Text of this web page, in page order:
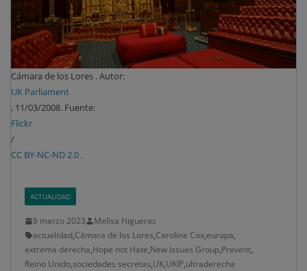
Cámara de los Lores . Autor:
UK Parliament
, 11/03/2008. Fuente:
Flickr
/
CC BY-NC-ND 2.0 .
ACTUALIDAD
8 marzo 2023
Melisa Higueras
actualidad,Cámara de los Lores,Caroline Cox,europa,
extrema derecha,Hope not Hate,New Issues Group,Prevent,
Reino Unido,sociedades secretas,UK,UKIP,ultraderecha